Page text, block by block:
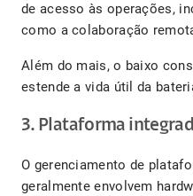
de acesso às operações,
como a colaboração
Além do mais, o baixo
estende a vida útil da
3. Plataforma
O gerenciamento de
geralmente envolvem